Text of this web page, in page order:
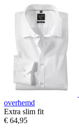
overhemd
Extra slim fit
€ 64,95